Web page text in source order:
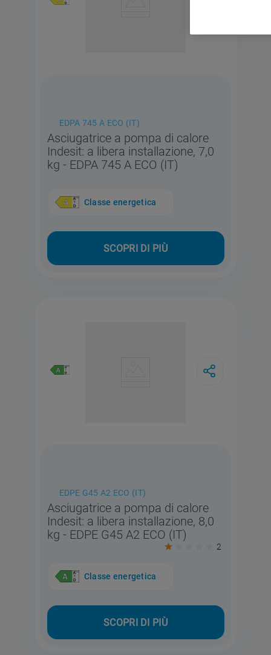
EDPA 745 A ECO (IT)
Asciugatrice a pompa di calore
Indesit: a libera installazione, 7,0
kg - EDPA 745 A ECO (IT)
Classe energetica
SCOPRI DI PIÙ
EDPE G45 A2 ECO (IT)
Asciugatrice a pompa di calore
Indesit: a libera installazione, 8,0
kg - EDPE G45 A2 ECO (IT)
2
Classe energetica
SCOPRI DI PIÙ